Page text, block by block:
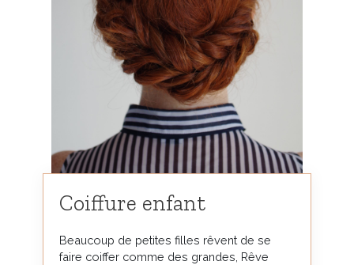
Coiffure enfant
Beaucoup de petites filles rêvent de se
faire coiffer comme des grandes, Rêve